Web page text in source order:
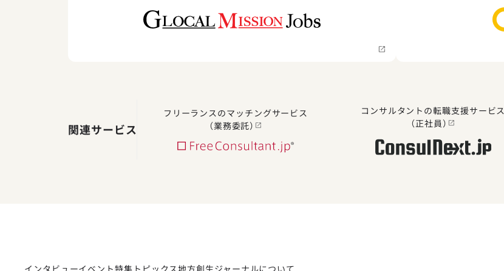
関連サービス
フリーランスのマッチングサービス
（業務委託）
コンサルタントの転職支援サービス
（正社員）
インタビューイベント特集 トピックス地方創生ジャーナルについて